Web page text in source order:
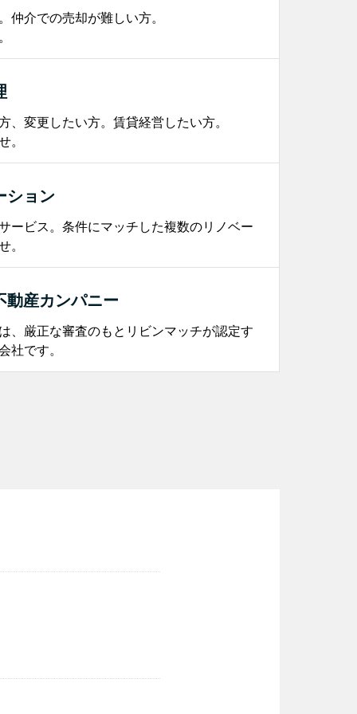
仲介での売却が難しい方。
、変更したい方。賃貸経営したい方。
ション
ービス。条件にマッチした複数のリノベー
動産カンパニー
、厳正な審査のもとリビンマッチが認定す
社です。